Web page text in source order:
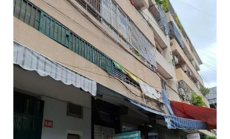
Giấy phép xuất bản số 110/GP - BTTTT cấp ngày 24.3.2020
© 2003-2026 Bản quyền thuộc về Báo Thanh Niên. Cấm sao
chép dưới mọi hình thức nếu không có sự chấp thuận bằng văn
bản. Phát triển bởi ePi Technologies, JSC.